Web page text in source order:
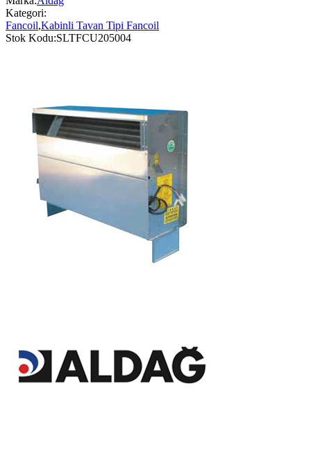
Kategori:
Fancoil,Kabinli Tavan Tipi Fancoil
Stok Kodu:SLTFCU205004